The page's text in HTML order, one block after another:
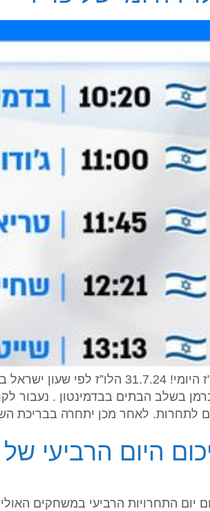
הלו”ז היומי! 31.7.24
בשלב הבתים בבדמינטון . נעבור
לתחרות. לאחר מכן יתחרה בבריכת
היום הרביעי של